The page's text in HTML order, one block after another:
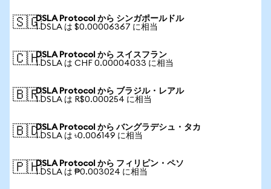
🇸🇬DSLA Protocol から シンガポールドル
1 DSLA は $0.00006367 に相当
🇨🇭DSLA Protocol から スイスフラン
1 DSLA は CHF 0.00004033 に相当
🇧🇷DSLA Protocol から ブラジル・レアル
1 DSLA は R$0.000254 に相当
🇧🇩DSLA Protocol から バングラデシュ・タカ
1 DSLA は ৳0.006149 に相当
🇵🇭DSLA Protocol から フィリピン・ペソ
1 DSLA は ₱0.003024 に相当